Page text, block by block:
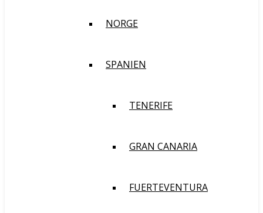
NORGE
SPANIEN
TENERIFE
GRAN CANARIA
FUERTEVENTURA